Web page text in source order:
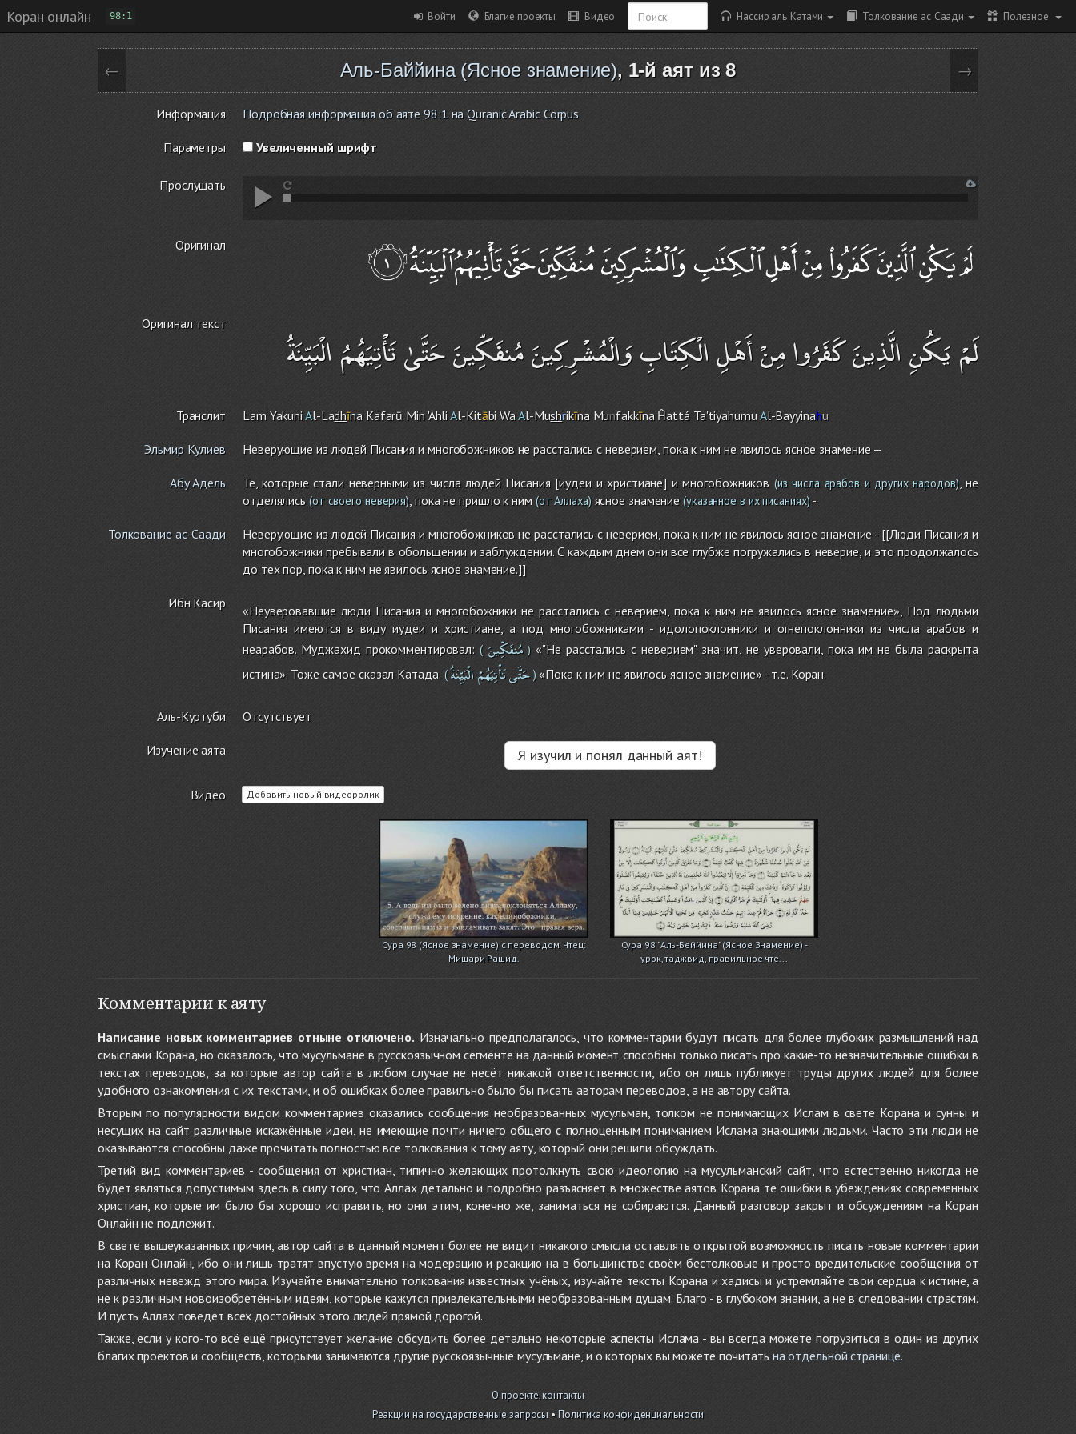
Коран онлайн 98:1 Войти Благие проекты Видео Нассир аль-Катами Толкование ас-Саади Полезное
← Аль-Баййина (Ясное знамение), 1-й аят из 8 →
Информация Подробная информация об аяте 98:1 на Quranic Arabic Corpus
Параметры Увеличенный шрифт
Прослушать
Оригинал
Оригинал текст
لَمْ يَكُنِ الَّذِينَ كَفَرُوا مِنْ أَهْلِ الْكِتَابِ وَالْمُشْرِكِينَ مُنفَكِّينَ حَتَّىٰ تَأْتِيَهُمُ الْبَيِّنَةُ
Транслит LamYakuniAl-Ladhīna Kafarū Min 'AhliAl-Kitābi WaAl-Mushrikīna Munfakkīna Ĥattá Ta'tiyahumuAl-Bayyinahu
Эльмир Кулиев Неверующие из людей Писания и многобожников не расстались с неверием, пока к ним не явилось ясное знамение —
Абу Адель Те, которые стали неверными из числа людей Писания [иудеи и христиане] и многобожников (из числа арабов и других народов), не
отделялись (от своего неверия) , пока не пришло к ним(от Аллаха)ясное знамение (указанное в их писаниях)-
Толкование ас-Саади
Неверующие из людей Писания и многобожников не расстались с неверием, пока к ним не явилось ясное знамение - [[Люди Писания и
многобожники пребывали в обольщении и заблуждении. С каждым днем они все глубже погружались в неверие, и это продолжалось
до тех пор, пока к ним не явилось ясное знамение.]]
Ибн Касир
«Неуверовавшие люди Писания и многобожники не расстались с неверием, пока к ним не явилось ясное знамение», Под людьми
Писания имеются в виду иудеи и христиане, а под многобожниками - идолопоклонники и огнепоклонники из числа арабов и
неарабов. Муджахид прокомментировал: ( مُنفَكِّينَ)«"Не расстались с неверием" значит, не уверовали, пока им не была раскрыта
истина». Тоже самое сказал Катада. ( حَتَّىتَأْتِيَهُمْالْبَيِّنَةُ )«Пока к ним не явилось ясное знамение» - т.е. Коран.
Аль-Куртуби Отсутствует
Изучение аята Я изучил и понял данный аят!
Видео Добавить новый видеоролик
Сура 98 (Ясное знамение) с переводом. Чтец:
Мишари Рашид.
Сура 98 "Аль-Беййина" (Ясное Знамение) -
урок, таджвид, правильное чте...
Комментарии к аяту
Написание новых комментариев отныне отключено. Изначально предполагалось, что комментарии будут писать для более глубоких размышлений над
смыслами Корана, но оказалось, что мусульмане в русскоязычном сегменте на данный момент способны только писать про какие-то незначительные ошибки в
текстах переводов, за которые автор сайта в любом случае не несёт никакой ответственности, ибо он лишь публикует труды других людей для более
удобного ознакомления с их текстами, и об ошибках более правильно было бы писать авторам переводов, а не автору сайта.
Вторым по популярности видом комментариев оказались сообщения необразованных мусульман, толком не понимающих Ислам в свете Корана и сунны и
несущих на сайт различные искажённые идеи, не имеющие почти ничего общего с полноценным пониманием Ислама знающими людьми. Часто эти люди не
оказываются способны даже прочитать полностью все толкования к тому аяту, который они решили обсуждать.
Третий вид комментариев - сообщения от христиан, типично желающих протолкнуть свою идеологию на мусульманский сайт, что естественно никогда не
будет являться допустимым здесь в силу того, что Аллах детально и подробно разъясняет в множестве аятов Корана те ошибки в убеждениях современных
христиан, которые им было бы хорошо исправить, но они этим, конечно же, заниматься не собираются. Данный разговор закрыт и обсуждениям на Коран
Онлайн не подлежит.
В свете вышеуказанных причин, автор сайта в данный момент более не видит никакого смысла оставлять открытой возможность писать новые комментарии
на Коран Онлайн, ибо они лишь тратят впустую время на модерацию и реакцию на в большинстве своём бестолковые и просто вредительские сообщения от
различных невежд этого мира. Изучайте внимательно толкования известных учёных, изучайте тексты Корана и хадисы и устремляйте свои сердца к истине, а
не к различным новоизобретённым идеям, которые кажутся привлекательными необразованным душам. Благо - в глубоком знании, а не в следовании страстям.
И пусть Аллах поведёт всех достойных этого людей прямой дорогой.
Также, если у кого-то всё ещё присутствует желание обсудить более детально некоторые аспекты Ислама - вы всегда можете погрузиться в один из других
благих проектов и сообществ, которыми занимаются другие русскоязычные мусульмане, и о которых вы можете почитать на отдельной странице.
О проекте, контакты
Реакции на государственные запросы •Политика конфиденциальности